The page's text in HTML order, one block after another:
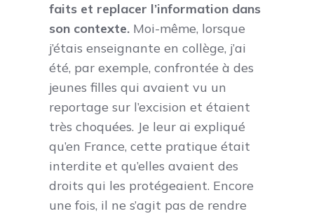
faits et replacer l’information dans
son contexte. Moi-même, lorsque
j’étais enseignante en collège, j’ai
été, par exemple, confrontée à des
jeunes filles qui avaient vu un
reportage sur l’excision et étaient
très choquées. Je leur ai expliqué
qu’en France, cette pratique était
interdite et qu’elles avaient des
droits qui les protégeaient. Encore
une fois, il ne s’agit pas de rendre